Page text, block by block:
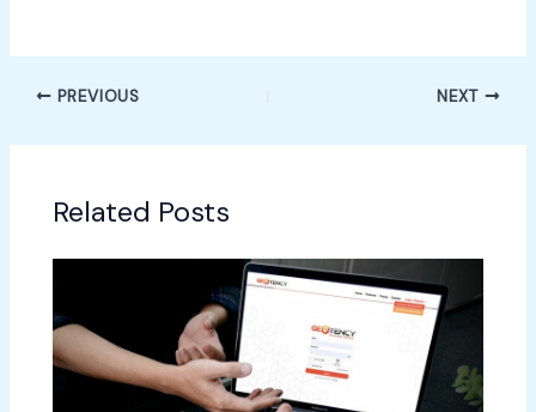
PREVIOUS NEXT
Related Posts